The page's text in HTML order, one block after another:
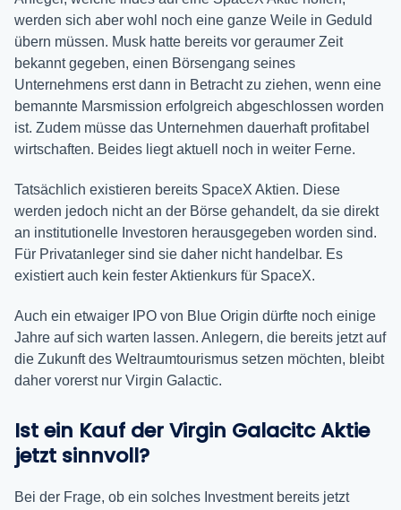
werden sich aber wohl noch eine ganze Weile in Geduld
übern müssen. Musk hatte bereits vor geraumer Zeit
bekannt gegeben, einen Börsengang seines
Unternehmens erst dann in Betracht zu ziehen, wenn eine
bemannte Marsmission erfolgreich abgeschlossen worden
ist. Zudem müsse das Unternehmen dauerhaft profitabel
wirtschaften. Beides liegt aktuell noch in weiter Ferne.
Tatsächlich existieren bereits SpaceX Aktien. Diese
werden jedoch nicht an der Börse gehandelt, da sie direkt
an institutionelle Investoren herausgegeben worden sind.
Für Privatanleger sind sie daher nicht handelbar. Es
existiert auch kein fester Aktienkurs für SpaceX.
Auch ein etwaiger IPO von Blue Origin dürfte noch einige
Jahre auf sich warten lassen. Anlegern, die bereits jetzt auf
die Zukunft des Weltraumtourismus setzen möchten, bleibt
daher vorerst nur Virgin Galactic.
Ist ein Kauf der Virgin Galacitc Aktie
jetzt sinnvoll?
Bei der Frage, ob ein solches Investment bereits jetzt